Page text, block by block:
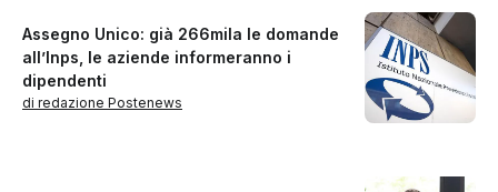
Assegno Unico: già 266mila le domande
all’Inps, le aziende informeranno i
dipendenti
di redazione Postenews